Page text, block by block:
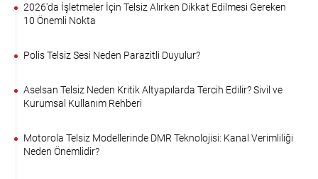
2026'da İşletmeler İçin Telsiz Alırken Dikkat Edilmesi Gereken
10 Önemli Nokta
Polis Telsiz Sesi Neden Parazitli Duyulur?
Aselsan Telsiz Neden Kritik Altyapılarda Tercih Edilir? Sivil ve
Kurumsal Kullanım Rehberi
Motorola Telsiz Modellerinde DMR Teknolojisi: Kanal Verimliliği
Neden Önemlidir?